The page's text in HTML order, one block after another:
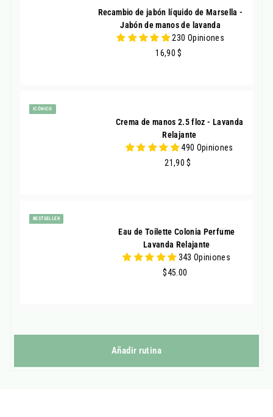
Recambio de jabón líquido de Marsella -
Jabón de manos de lavanda
230 Opiniones
16,90 $
ICÓNICO
Crema de manos 2.5 floz - Lavanda
Relajante
490 Opiniones
21,90 $
BESTSELLER
Eau de Toilette Colonia Perfume
Lavanda Relajante
343 Opiniones
$45.00
Añadir rutina